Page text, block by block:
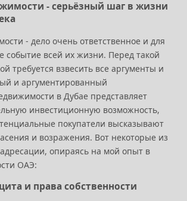
- серьёзный шаг в жизни
- дело очень ответственное и для
событие всей их жизни. Перед такой
требуется взвесить все аргументы и
и аргументированный
в Дубае представляет
инвестиционную возможность,
покупатели высказывают
и возражения. Вот некоторые из
опираясь на мой опыт в
ОАЭ:
и права собственности